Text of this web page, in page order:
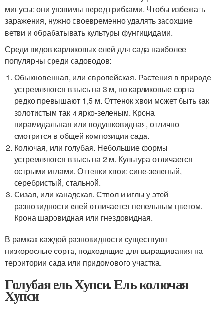
минусы: они уязвимы перед грибками. Чтобы избежать
заражения, нужно своевременно удалять засохшие
ветви и обрабатывать культуры фунгицидами.
Среди видов карликовых елей для сада наиболее
популярны среди садоводов:
Обыкновенная, или европейская. Растения в природе
устремляются ввысь на 3 м, но карликовые сорта
редко превышают 1,5 м. Оттенок хвои может быть как
золотистым так и ярко-зеленым. Крона
пирамидальная или подушковидная, отлично
смотрится в общей композиции сада.
Колючая, или голубая. Небольшие формы
устремляются ввысь на 2 м. Культура отличается
острыми иглами. Оттенки хвои: сине-зеленый,
серебристый, стальной.
Сизая, или канадская. Ствол и иглы у этой
разновидности елей отличается пепельным цветом.
Крона шаровидная или гнездовидная.
В рамках каждой разновидности существуют
низкорослые сорта, подходящие для выращивания на
территории сада или придомового участка.
Голубая ель Хупси. Ель колючая
Хупси